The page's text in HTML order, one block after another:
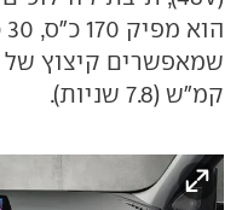
הוא מפיק 170 כ"ס, 30 כ"ס יותר
קמ"ש (7.8 שניות).